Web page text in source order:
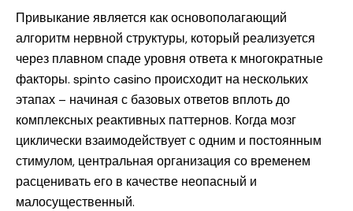
Привыкание является как основополагающий
алгоритм нервной структуры, который реализуется
через плавном спаде уровня ответа к многократные
факторы. spinto casino происходит на нескольких
этапах – начиная с базовых ответов вплоть до
комплексных реактивных паттернов. Когда мозг
циклически взаимодействует с одним и постоянным
стимулом, центральная организация со временем
расценивать его в качестве неопасный и
малосущественный.